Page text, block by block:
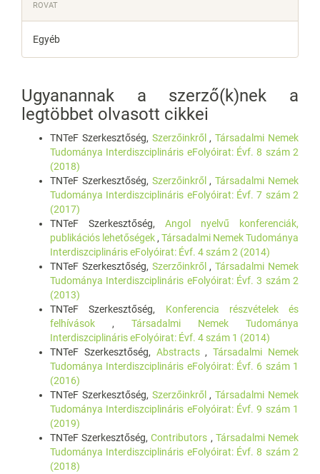
ROVAT
Egyéb
Ugyanannak a szerző(k)nek a
legtöbbet olvasott cikkei
TNTeF Szerkesztőség, Szerzőinkről ,Társadalmi Nemek
Tudománya Interdiszciplináris eFolyóirat: Évf. 8 szám 2
(2018)
TNTeF Szerkesztőség, Szerzőinkről ,Társadalmi Nemek
Tudománya Interdiszciplináris eFolyóirat: Évf. 7 szám 2
(2017)
TNTeF Szerkesztőség, Angol nyelvű konferenciák,
publikációs lehetőségek , Társadalmi Nemek Tudománya
Interdiszciplináris eFolyóirat: Évf. 4 szám 2 (2014)
TNTeF Szerkesztőség, Szerzőinkről ,Társadalmi Nemek
Tudománya Interdiszciplináris eFolyóirat: Évf. 3 szám 2
(2013)
TNTeF Szerkesztőség, Konferencia részvételek és
felhívások , Társadalmi Nemek Tudománya
Interdiszciplináris eFolyóirat: Évf. 4 szám 1 (2014)
TNTeF Szerkesztőség, Abstracts ,Társadalmi Nemek
Tudománya Interdiszciplináris eFolyóirat: Évf. 6 szám 1
(2016)
TNTeF Szerkesztőség, Szerzőinkről ,Társadalmi Nemek
Tudománya Interdiszciplináris eFolyóirat: Évf. 9 szám 1
(2019)
TNTeF Szerkesztőség,Contributors , Társadalmi Nemek
Tudománya Interdiszciplináris eFolyóirat: Évf. 8 szám 2
(2018)